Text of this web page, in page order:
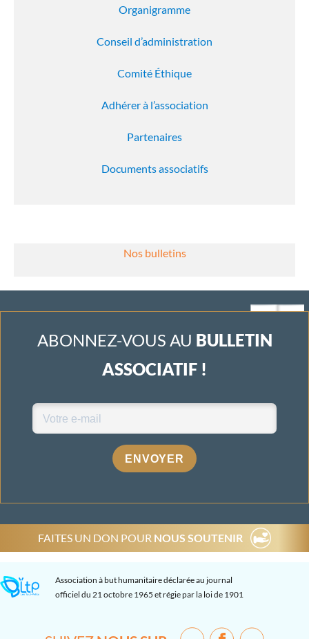
Organigramme
Conseil d’administration
Comité Éthique
Adhérer à l’association
Partenaires
Documents associatifs
Nos bulletins
ABONNEZ-VOUS AU BULLETIN
ASSOCIATIF !
ENVOYER
FAITES UN DON POUR NOUS SOUTENIR
Association à but humanitaire déclarée au journal
officiel du 21 octobre 1965 et régie par la loi de 1901